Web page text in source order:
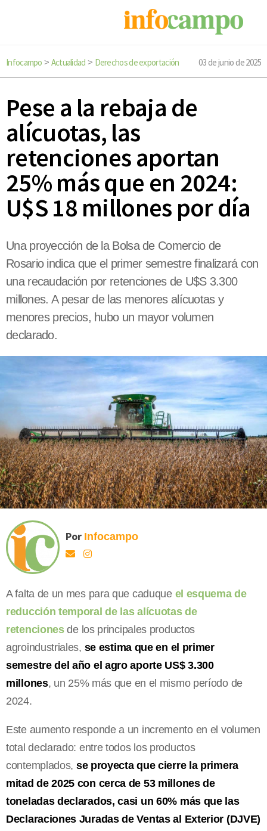
Infocampo > Actualidad > Derechos de exportación 03 de junio de 2025
Pese a la rebaja de
alícuotas, las
retenciones aportan
25% más que en 2024:
U$S 18 millones por día
Una proyección de la Bolsa de Comercio de
Rosario indica que el primer semestre finalizará con
una recaudación por retenciones de U$S 3.300
millones. A pesar de las menores alícuotas y
menores precios, hubo un mayor volumen
declarado.
Por Infocampo
A falta de un mes para que caduque el esquema de
reducción temporal de las alícuotas de
retencionesde los principales productos
agroindustriales, se estima que en el primer
semestre del año el agro aporte US$ 3.300
millones, un 25% más que en el mismo período de
2024.
Este aumento responde a un incremento en el volumen
total declarado: entre todos los productos
contemplados, se proyecta que cierre la primera
mitad de 2025 con cerca de 53 millones de
toneladas declarados, casi un 60% más que las
Declaraciones Juradas de Ventas al Exterior (DJVE)